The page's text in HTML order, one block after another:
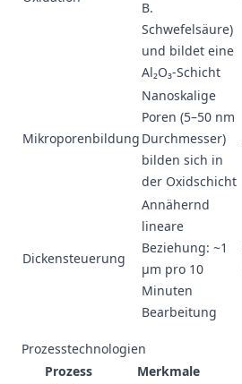
B.
Schwefelsäure)
und bildet eine
Al₂O₃-Schicht
Mikroporenbildung
Nanoskalige
Poren (5–50 nm
Durchmesser)
bilden sich in
der Oxidschicht
Dickensteuerung
Annähernd
lineare
Beziehung: ~1
μm pro 10
Minuten
Bearbeitung
Prozesstechnologien
Prozess
Merkmale